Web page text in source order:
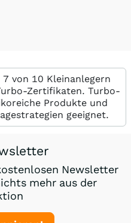
von 10 Kleinanlegern
Zertifikaten. Turbo-
Produkte und
geeignet.
Newsletter
mehr aus der